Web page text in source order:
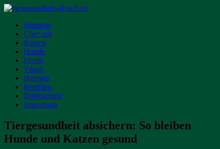
Startseite
Über uns
Katzen
Hunde
Pferde
Vögel
Hamster
Reptilien
Datenschutz
Impressum
Tiergesundheit absichern: So bleiben
Hunde und Katzen gesund